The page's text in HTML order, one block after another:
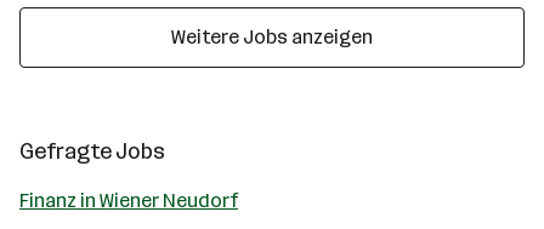
Weitere Jobs anzeigen
Gefragte Jobs
Finanz in Wiener Neudorf